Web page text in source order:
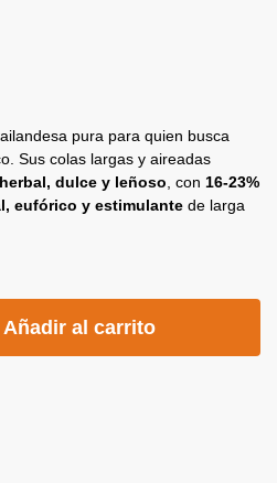
pura para quien busca
Sus colas largas y aireadas
dulce y leñoso, con 16-23%
eufórico y estimulante de larga
Añadir al carrito